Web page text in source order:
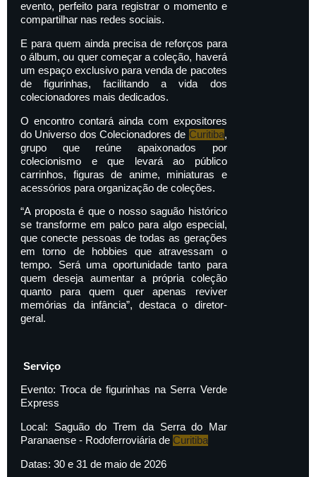
evento, perfeito para registrar o momento e
compartilhar nas redes sociais.
E para quem ainda precisa de reforços para
o álbum, ou quer começar a coleção, haverá
um espaço exclusivo para venda de pacotes
de figurinhas, facilitando a vida dos
colecionadores mais dedicados.
O encontro contará ainda com expositores
do Universo dos Colecionadores de Curitiba,
grupo que reúne apaixonados por
colecionismo e que levará ao público
carrinhos, figuras de anime, miniaturas e
acessórios para organização de coleções.
“A proposta é que o nosso saguão histórico
se transforme em palco para algo especial,
que conecte pessoas de todas as gerações
em torno de hobbies que atravessam o
tempo. Será uma oportunidade tanto para
quem deseja aumentar a própria coleção
quanto para quem quer apenas reviver
memórias da infância”, destaca o diretor-
geral.
Serviço
Evento: Troca de figurinhas na Serra Verde
Express
Local: Saguão do Trem da Serra do Mar
Paranaense - Rodoferroviária de Curitiba
Datas: 30 e 31 de maio de 2026